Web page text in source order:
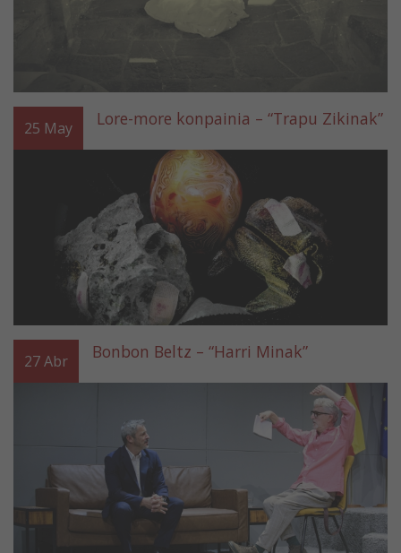
25 May Lore-more konpainia – “Trapu Zikinak”
27Abr Bonbon Beltz – “Harri Minak”